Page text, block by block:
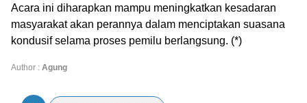
Acara ini diharapkan mampu meningkatkan kesadaran
masyarakat akan perannya dalam menciptakan suasana
kondusif selama proses pemilu berlangsung. (*)
Author : Agung